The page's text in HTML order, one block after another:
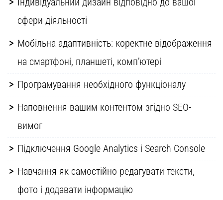
сфери діяльності
Мобільна адаптивність: коректне відображення
на смартфоні, планшеті, комп’ютері
Програмування необхідного функціоналу
Наповнення вашим контентом згідно SEO-
вимог
Підключення Google Analytics і Search Console
Навчання як самостійно редагувати тексти,
фото і додавати інформацію